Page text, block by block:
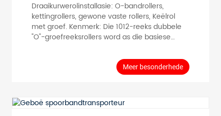
Draaikurwerolinstallasie: O-bandrollers,
kettingrollers, gewone vaste rollers, Keëlrol
met groef. Kenmerk: Die 1012-reeks dubbele
"O"-groefreeksrollers word as die basiese
word bygevoeg om die "O"-
bandaandrywingsdraaifunksie te verwesenlik.
Geskik vir die vervoer van ligte materiaal.
by die konvensionele roller te voeg, kan ...
Meer besonderhede